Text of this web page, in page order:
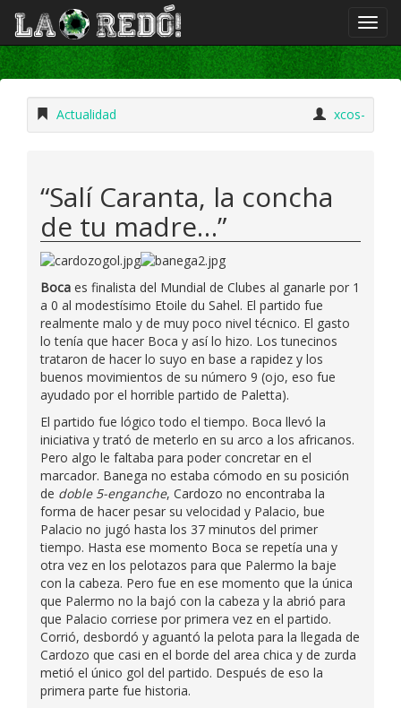
Actualidad xcos-
“Salí Caranta, la concha
de tu madre…”
Boca es finalista del Mundial de Clubes al ganarle por 1
a 0 al modestísimo Etoile du Sahel. El partido fue
realmente malo y de muy poco nivel técnico. El gasto
lo tenía que hacer Boca y así lo hizo. Los tunecinos
trataron de hacer lo suyo en base a rapidez y los
buenos movimientos de su número 9 (ojo, eso fue
ayudado por el horrible partido de Paletta).
El partido fue lógico todo el tiempo. Boca llevó la
iniciativa y trató de meterlo en su arco a los africanos.
Pero algo le faltaba para poder concretar en el
marcador. Banega no estaba cómodo en su posición
de doble 5-enganche, Cardozo no encontraba la
forma de hacer pesar su velocidad y Palacio, bue
Palacio no jugó hasta los 37 minutos del primer
tiempo. Hasta ese momento Boca se repetía una y
otra vez en los pelotazos para que Palermo la baje
con la cabeza. Pero fue en ese momento que la única
que Palermo no la bajó con la cabeza y la abrió para
que Palacio corriese por primera vez en el partido.
Corrió, desbordó y aguantó la pelota para la llegada de
Cardozo que casi en el borde del area chica y de zurda
metió el único gol del partido. Después de eso la
primera parte fue historia.